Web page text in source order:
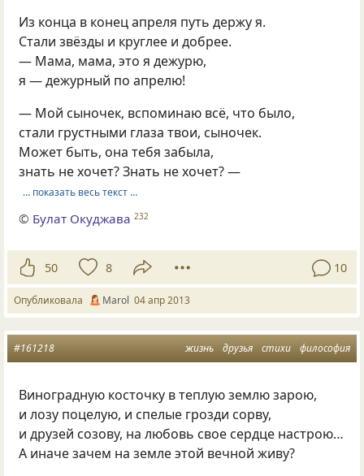
Из конца в конец апреля путь держу я.
Стали звёзды и круглее и добрее.
— Мама, мама, это я дежурю,
я — дежурный по апрелю!
— Мой сыночек, вспоминаю всё, что было,
стали грустными глаза твои, сыночек.
Может быть, она тебя забыла,
знать не хочет? Знать не хочет? —
… показать весь текст …
© Булат Окуджава 232
50 8 10
Опубликовала Marol 04 апр 2013
жизнь друзья стихи философия
#161218
Виноградную косточку в теплую землю зарою,
и лозу поцелую, и спелые грозди сорву,
и друзей созову, на любовь свое сердце настрою…
А иначе зачем на земле этой вечной живу?